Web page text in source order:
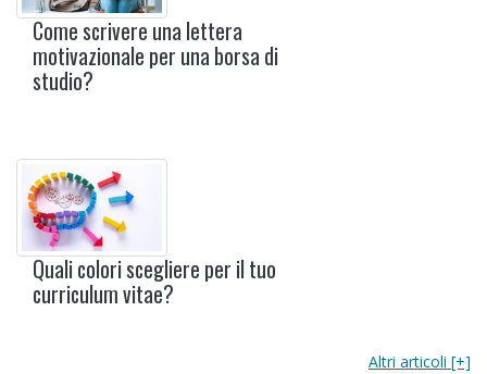
Come scrivere una lettera
motivazionale per una borsa di
studio?
Quali colori scegliere per il tuo
curriculum vitae?
Altri articoli [+]